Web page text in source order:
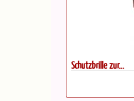
Schutzbrille zur...